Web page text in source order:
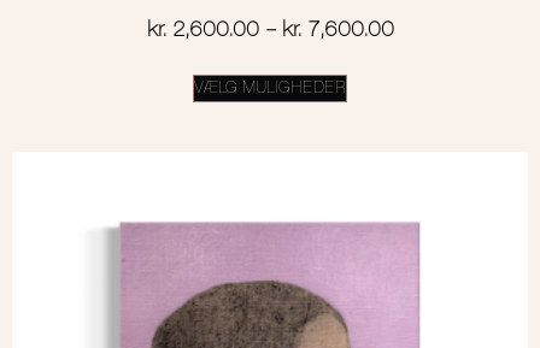
kr.2,600.00 – kr.7,600.00
VÆLG MULIGHEDER